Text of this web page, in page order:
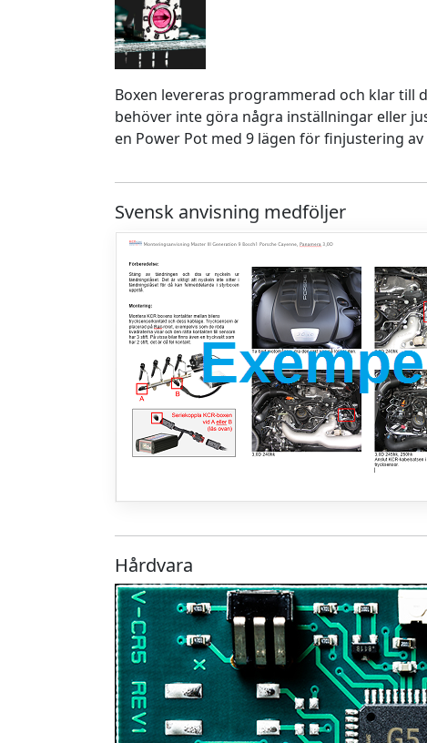
Boxen levereras programmerad och klar till
behöver inte göra några inställningar eller
en Power Pot med 9 lägen för finjustering
Svensk anvisning medföljer
Hårdvara